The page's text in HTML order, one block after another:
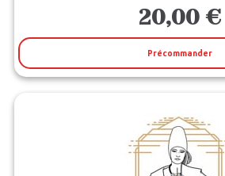
20,00 €
Précommander